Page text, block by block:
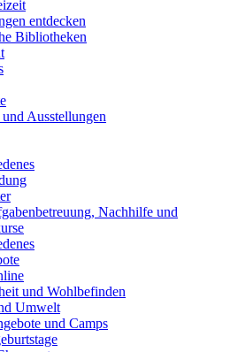
entdecken
Bibliotheken
Ausstellungen
Nachhilfe und
und Wohlbefinden
Umwelt
und Camps